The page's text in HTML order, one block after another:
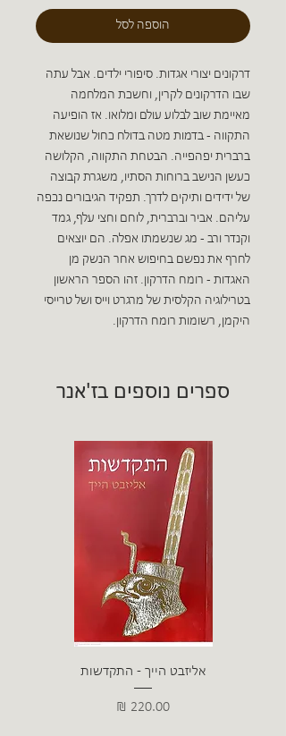
הוספה לסל
דרקונים יצורי אגדות. סיפורי ילדים. אבל עתה
שבו הדרקונים לקרין, וחשכת המלחמה
מאיימת שוב לבלוע עולם ומלואו. אז הופיעה
התקווה - בדמות מטה בדולח כחול שנושאת
ברברית יפהפייה. הבטחת התקווה, הקלושה
כעשן הנישב ברוחות הסתיו, משגרת קבוצה
של ידידים ותיקים לדרך. תפקיד הגיבורים נכפה
עליהם. אביר וברברית, לוחם וחצי עלף, גמד
וקנדר ורב - מג שנשמתו אפלה. הם יוצאים
לחרף את נפשם בחיפוש אחר הנשק מן
האגדות - רומח הדרקון. זהו הספר הראשון
בטרילוגיה הקלסית של מרגרט וייס ושל טרייסי
היקמן, רשומות רומח הדרקון.
ספרים נוספים בז'אנר
אליזבט הייך - התקדשות
מחיר